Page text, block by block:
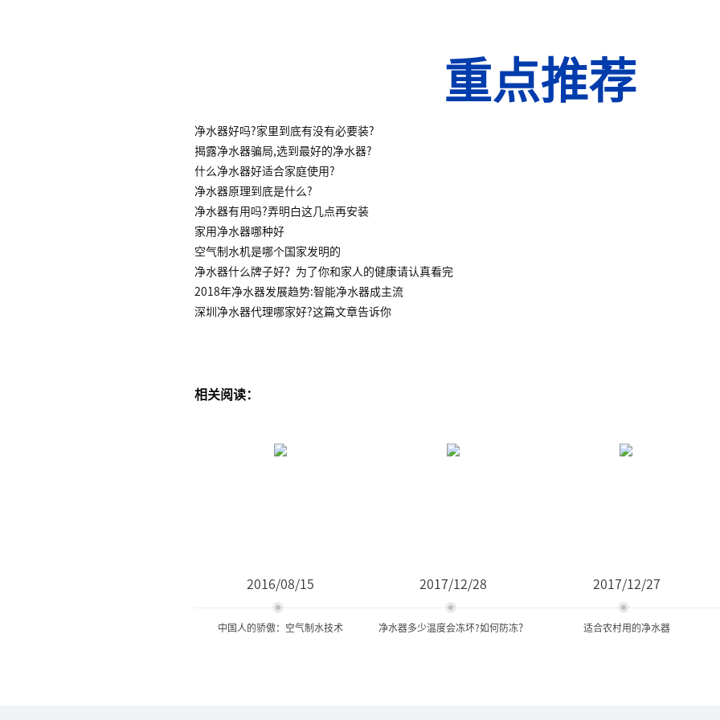
重点推荐
净水器好吗?家里到底有没有必要装?
揭露净水器骗局,选到最好的净水器?
什么净水器好适合家庭使用?
净水器原理到底是什么?
净水器有用吗?弄明白这几点再安装
家用净水器哪种好
空气制水机是哪个国家发明的
净水器什么牌子好？为了你和家人的健康请认真看完
2018年净水器发展趋势:智能净水器成主流
深圳净水器代理哪家好?这篇文章告诉你
相关阅读：
2016/08/15
中国人的骄傲：空气制水技术
2017/12/28
净水器多少温度会冻坏?如何防冻？
2017/12/27
适合农村用的净水器